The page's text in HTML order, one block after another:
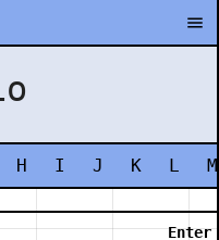
H I J K L M